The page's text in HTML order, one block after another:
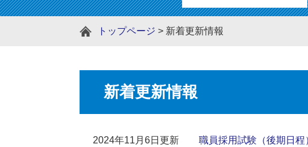
トップページ > 新着更新情報
新着更新情報
2024年11月6日更新
職員採用試験（後期日